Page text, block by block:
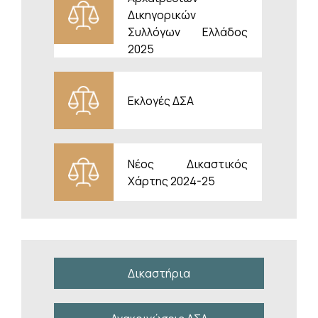
Ανακοινώσεις
Εισαγγελέα του Αρείου Πάγου
22/07/2026
Αντιπροσωπεία της Συντονιστικής
Προέδρων των Δικηγορικών Συλλόγων
Ελλάδος συναντήθηκε σήμερα διαδοχικά
με τον Πρόεδρο του Α
Αναστολή λειτουργίας των
Εισαγγελιών Στρατοδικείου και
Αεροδικείου Αθηνών έως την 5 Αυγ
Δικηγορικών
Συλλόγων Ελλάδος
2025
Εκλογές ΔΣΑ
Νέος Δικαστικός
Χάρτης 2024-25
κατηγορίες νέων
Δικαστήρια